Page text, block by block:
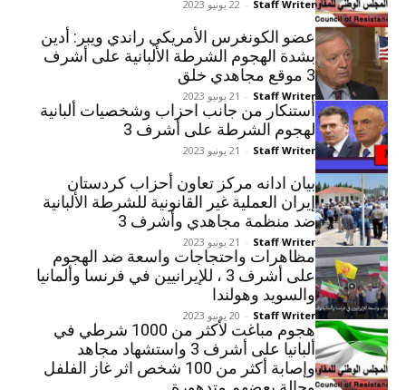
Staff Writer
- 22 يونيو 2023
عضو الكونغرس الأمريكي راندي ويبر: أدين
بشدة الهجوم الشرطة الألبانية على أشرف
3 موقع مجاهدي خلق
Staff Writer
- 21 يونيو 2023
أستنکار من جانب احزاب وشخصيات ألبانية
لهجوم الشرطة على أشرف 3
Staff Writer
- 21 يونيو 2023
بیان ادانه مركز تعاون أحزاب كردستان
إيران العملية غير القانونية للشرطة الألبانية
ضد منظمة مجاهدي وأشرف 3
Staff Writer
- 21 يونيو 2023
مظاهرات واحتجاجات واسعة ضد الهجوم
على أشرف 3 ، للإيرانيين في فرنسا وألمانيا
والسويد وهولندا
Staff Writer
- 20 يونيو 2023
هجوم مباغت لأكثر من 1000 شرطي في
ألبانيا على أشرف 3 واستشهاد مجاهد
وإصابة أكثر من 100 شخص اثر غاز الفلفل